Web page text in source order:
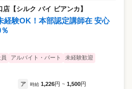
【シルク バイ ビアンカ】
験OK！本部認定講師在 安心
％
アルバイト・パート
未経験歓迎
ア 時給 1,226円 ~ 1,500円